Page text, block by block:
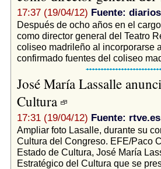
17:37 (19/04/12) Fuente:
Después de ocho años en el
como director general del Teatro
coliseo madrileño al incorporarse
confirmado fuentes del coliseo
José María Lassalle
Cultura
17:31 (19/04/12) Fuente: rtve.es
Ampliar foto Lasalle, durante su
Cultura del Congreso. EFE/Paco
Estado de Cultura, José María
Estratégico del Cultura que se